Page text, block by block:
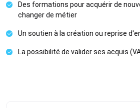
Des formations pour acquérir de
changer de métier
Un soutien à la création ou reprise
La possibilité de valider ses acquis